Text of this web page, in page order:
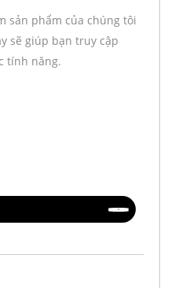
sản phẩm của chúng tôi
sẽ giúp bạn truy cập
tính năng.
quốc tế